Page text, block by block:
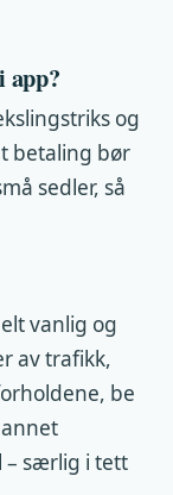
app?
og
betaling bør
sedler, så
vanlig og
av trafikk,
be
– særlig i tett